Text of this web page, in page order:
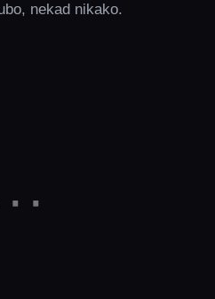
nekad nikako.